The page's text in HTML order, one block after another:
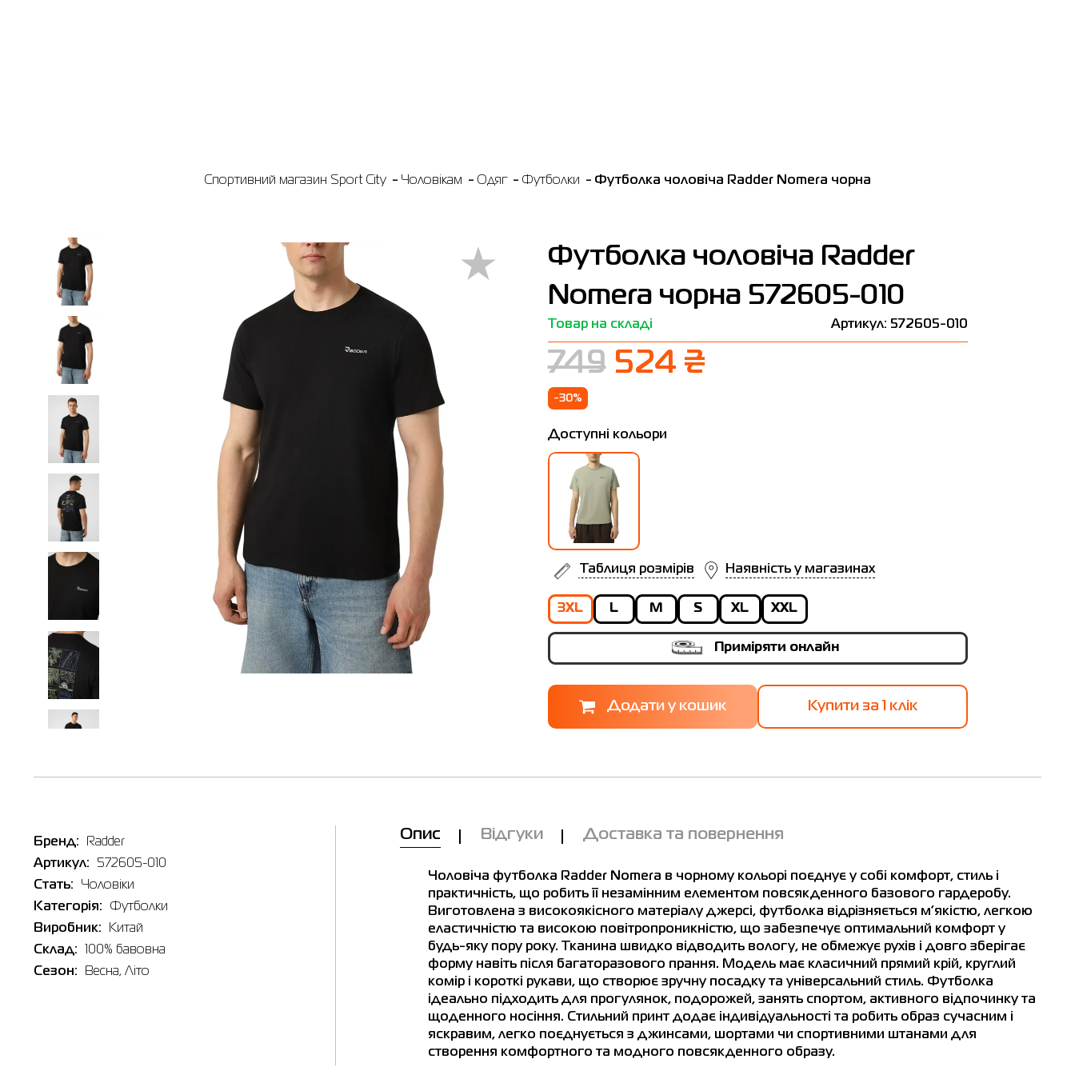
Спортивний магазин Sport City Чоловікам Одяг Футболки Футболка чоловіча Radder Nomera чорна
Футболка чоловіча Radder
Nomera чорна 572605-010
Товар на складі Артикул: 572605-010
749 524 ₴
-30%
Доступні кольори
Наявність у магазинах
Таблиця розмірів
Футболка чоловіча Radder Nomera чорна 572605-010
S XL XXL
Приміряти онлайн
Ukraine Europe
Обхват
Обхват
42-44 40-42 87-94 79-84
44-46 44-46 95-102 85-90
46-48 48-50 103-110 91-98
48-50 52-54 111-118 99-106
50-52 56-58 119-126 107-116
3XL L M S XL XXL
Приміряти онлайн
Купити за 1 клiк
Ми вам зателефонуємо!
Товар
Футболка чоловіча Radder Nomera
чорна 572605-010
Ціна
524.00
Виберіть розмір
Ім'я
Бренд:
Radder
Артикул:
572605-010
Стать:
Чоловіки
Категорія:
Футболки
Виробник:
Китай
Склад:
100% бавовна
Сезон:
Весна, Літо
Опис Відгуки Доставка та повернення
Чоловіча футболка Radder Nomera в чорному кольорі поєднує у собі комфорт, стиль і
практичність, що робить її незамінним елементом повсякденного базового гардеробу.
Виготовлена з високоякісного матеріалу джерсі, футболка відрізняється м’якістю, легкою
еластичністю та високою повітропроникністю, що забезпечує оптимальний комфорт у
будь-яку пору року. Тканина швидко відводить вологу, не обмежує рухів і довго зберігає
форму навіть після багаторазового прання. Модель має класичний прямий крій, круглий
комір і короткі рукави, що створює зручну посадку та універсальний стиль. Футболка
ідеально підходить для прогулянок, подорожей, занять спортом, активного відпочинку та
щоденного носіння. Стильний принт додає індивідуальності та робить образ сучасним і
яскравим, легко поєднується з джинсами, шортами чи спортивними штанами для
створення комфортного та модного повсякденного образу.